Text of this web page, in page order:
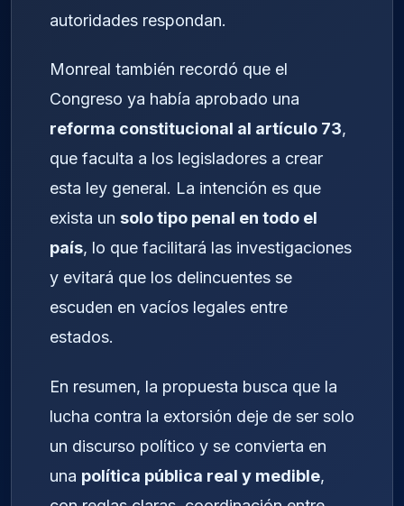
autoridades respondan.
Monreal también recordó que el
Congreso ya había aprobado una
reforma constitucional al artículo 73,
que faculta a los legisladores a crear
esta ley general. La intención es que
exista un solo tipo penal en todo el
país, lo que facilitará las investigaciones
y evitará que los delincuentes se
escuden en vacíos legales entre
estados.
En resumen, la propuesta busca que la
lucha contra la extorsión deje de ser solo
un discurso político y se convierta en
una política pública real y medible,